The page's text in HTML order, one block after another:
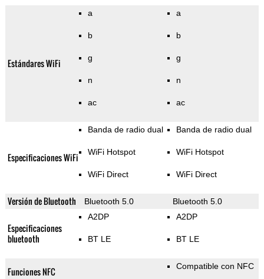
Estándares WiFi
a
b
g
n
ac
a
b
g
n
ac
Especificaciones WiFi
Banda de radio dual
WiFi Hotspot
WiFi Direct
Banda de radio dual
WiFi Hotspot
WiFi Direct
Versión de Bluetooth Bluetooth 5.0 Bluetooth 5.0
Especificaciones
bluetooth
A2DP
BT LE
A2DP
BT LE
Funciones NFC Compatible con NFC